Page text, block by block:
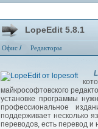
LopeEdit 5.8.1
Офис / Редакторы
майкрософтовского
установке программы
профессиональное
поддерживает несколько
переводов, есть перевод и